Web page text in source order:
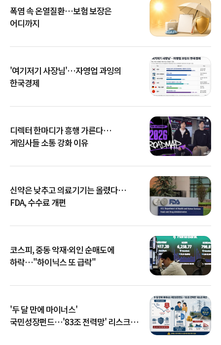
폭염 속 온열질환…보험 보장은
어디까지
'여기저기 사장님'…자영업 과잉의
한국경제
디렉터 한마디가 흥행 가른다…
게임사들 소통 강화 이유
신약은 낮추고 의료기기는 올렸다…
FDA, 수수료 개편
코스피, 중동 악재·외인 순매도에
하락…"하이닉스 또 급락"
'두 달 만에 마이너스'
국민성장펀드…'83조 전력망' 리스크